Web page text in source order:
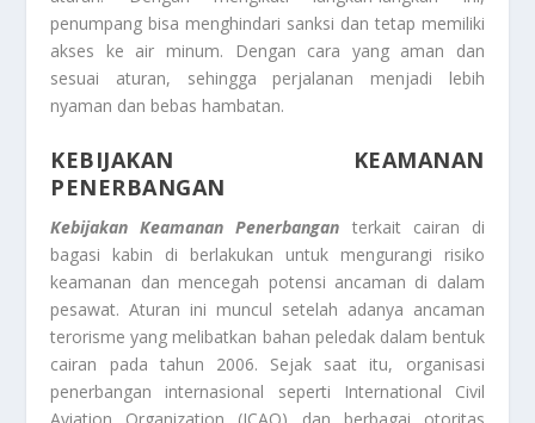
penumpang bisa menghindari sanksi dan tetap memiliki
akses ke air minum. Dengan cara yang aman dan
sesuai aturan, sehingga perjalanan menjadi lebih
nyaman dan bebas hambatan.
KEBIJAKAN KEAMANAN
PENERBANGAN
Kebijakan Keamanan Penerbangan terkait cairan di
bagasi kabin di berlakukan untuk mengurangi risiko
keamanan dan mencegah potensi ancaman di dalam
pesawat. Aturan ini muncul setelah adanya ancaman
terorisme yang melibatkan bahan peledak dalam bentuk
cairan pada tahun 2006. Sejak saat itu, organisasi
penerbangan internasional seperti International Civil